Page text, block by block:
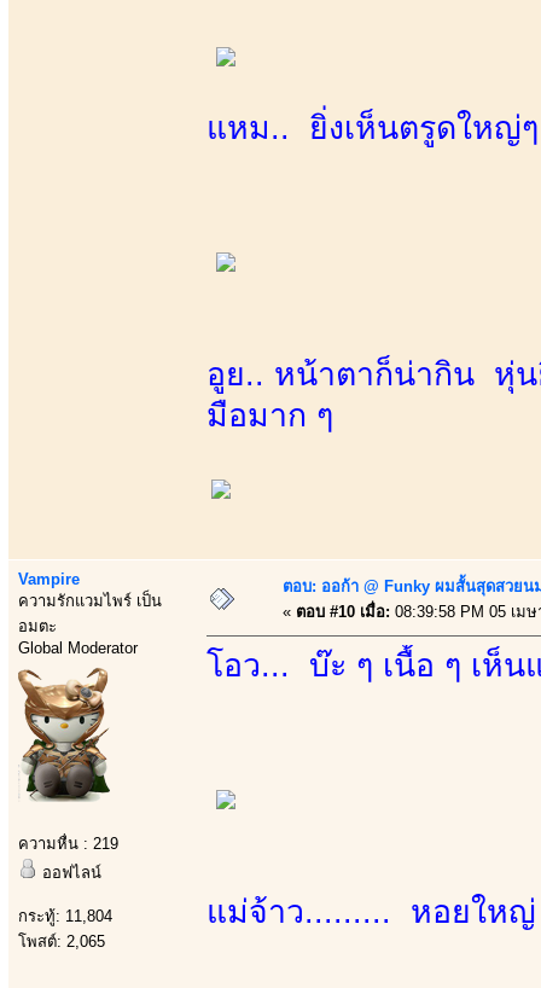
แหม.. ยิ่งเห็นตรูดใหญ่
อูย.. หน้าตาก็น่ากิน หุ่
มือมาก ๆ
Vampire
ความรักแวมไพร์ เป็น
อมตะ
Global Moderator
ความหื่น : 219
ออฟไลน์
กระทู้: 11,804
โพสต์: 2,065
ตอบ: ออก้า @ Funky ผมสั้นสุดสวยน
« ตอบ #10 เมื่อ: 08:39:58 PM 05 เม
โอว... บ๊ะ ๆ เนื้อ ๆ เห็
แม่จ้าว......... หอยใหญ่